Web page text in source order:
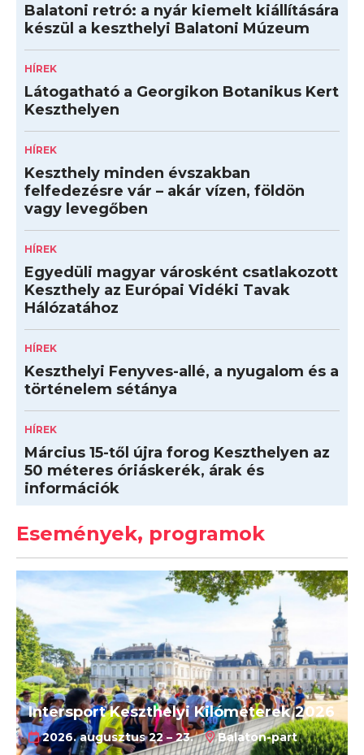
Balatoni retró: a nyár kiemelt kiállítására
készül a keszthelyi Balatoni Múzeum
HÍREK
Látogatható a Georgikon Botanikus Kert
Keszthelyen
HÍREK
Keszthely minden évszakban
felfedezésre vár – akár vízen, földön
vagy levegőben
HÍREK
Egyedüli magyar városként csatlakozott
Keszthely az Európai Vidéki Tavak
Hálózatához
HÍREK
Keszthelyi Fenyves-allé, a nyugalom és a
történelem sétánya
HÍREK
Március 15-től újra forog Keszthelyen az
50 méteres óriáskerék, árak és
információk
Események, programok
Intersport Keszthelyi Kilóméterek 2026
2026. augusztus 22 – 23. Balaton-part